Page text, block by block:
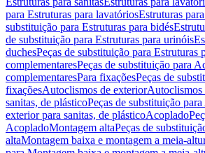
para Estruturas para lavatóriosEstruturas
substituição para Estruturas para bidés
de substituição para Estruturas para urinóis
duchesPeças de substituição para Estruturas
complementaresPeças de substituição para
complementaresPara fixaçõesPeças de
fixaçõesAutoclismos de exteriorAutoclismos
sanitas, de plásticoPeças de substituição
exterior para sanitas, de plásticoAcoplado
AcopladoMontagem altaPeças de
altaMontagem baixa e montagem a meia-